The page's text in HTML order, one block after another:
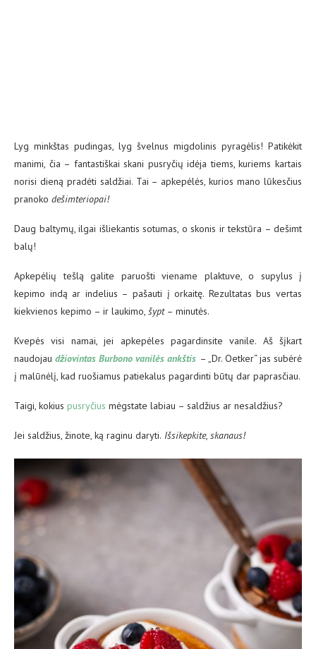
Lyg minkštas pudingas, lyg švelnus migdolinis pyragėlis! Patikėkit
manimi, čia – fantastiškai skani pusryčių idėja tiems, kuriems kartais
norisi dieną pradėti saldžiai. Tai – apkepėlės, kurios mano lūkesčius
pranoko dešimteriopai!
Daug baltymų, ilgai išliekantis sotumas, o skonis ir tekstūra – dešimt
balų!
Apkepėlių tešlą galite paruošti viename plaktuve, o supylus į
kepimo indą ar indelius – pašauti į orkaitę. Rezultatas bus vertas
kiekvienos kepimo – ir laukimo, šypt– minutės.
Kvepės visi namai, jei apkepėles pagardinsite vanile. Aš šįkart
naudojaudžiovintas Burbono vanilės ankštis – „Dr. Oetker“ jas subėrė
į malūnėlį, kad ruošiamus patiekalus pagardinti būtų dar paprasčiau.
Taigi, kokius pusryčius mėgstate labiau – saldžius ar nesaldžius?
Jei saldžius, žinote, ką raginu daryti. Išsikepkite, skanaus!